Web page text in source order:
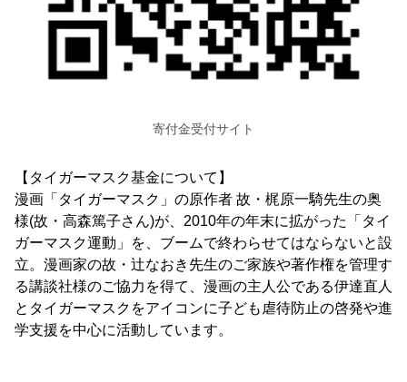
寄付金受付サイト
【タイガーマスク基金について】
漫画「タイガーマスク」の原作者 故・梶原一騎先生の奥
様(故・高森篤子さん)が、2010年の年末に拡がった「タイ
ガーマスク運動」を、ブームで終わらせてはならないと設
立。漫画家の故・辻なおき先生のご家族や著作権を管理す
る講談社様のご協力を得て、漫画の主人公である伊達直人
とタイガーマスクをアイコンに子ども虐待防止の啓発や進
学支援を中心に活動しています。